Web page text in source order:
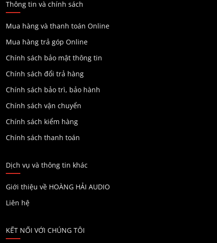
Thông tin và chính sách
Mua hàng và thanh toán Online
Mua hàng trả góp Online
Chính sách bảo mật thông tin
Chính sách đổi trả hàng
Chính sách bảo trì, bảo hành
Chính sách vận chuyển
Chính sách kiểm hàng
Chính sách thanh toán
Dịch vụ và thông tin khác
Giới thiệu về HOÀNG HẢI AUDIO
Liên hệ
KẾT NỐI VỚI CHÚNG TÔI